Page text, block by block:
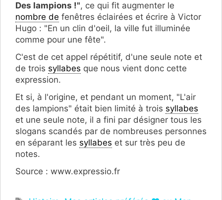
Des lampions !", ce qui fit augmenter le
nombre de fenêtres éclairées et écrire à Victor
Hugo : "En un clin d'oeil, la ville fut illuminée
comme pour une fête".
C'est de cet appel répétitif, d'une seule note et
de trois syllabes que nous vient donc cette
expression.
Et si, à l'origine, et pendant un moment, "L'air
des lampions" était bien limité à trois syllabes
et une seule note, il a fini par désigner tous les
slogans scandés par de nombreuses personnes
en séparant les syllabes et sur très peu de
notes.
Source : www.expressio.fr